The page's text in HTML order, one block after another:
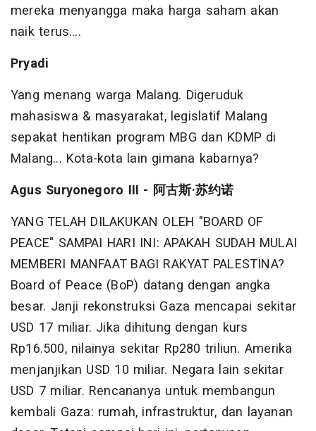
mereka menyangga maka harga saham akan
naik terus....
Pryadi
Yang menang warga Malang. Digeruduk
mahasiswa & masyarakat, legislatif Malang
sepakat hentikan program MBG dan KDMP di
Malang... Kota-kota lain gimana kabarnya?
Agus Suryonegoro III - 阿古斯·苏约诺
YANG TELAH DILAKUKAN OLEH "BOARD OF
PEACE" SAMPAI HARI INI: APAKAH SUDAH MULAI
MEMBERI MANFAAT BAGI RAKYAT PALESTINA?
Board of Peace (BoP) datang dengan angka
besar. Janji rekonstruksi Gaza mencapai sekitar
USD 17 miliar. Jika dihitung dengan kurs
Rp16.500, nilainya sekitar Rp280 triliun. Amerika
menjanjikan USD 10 miliar. Negara lain sekitar
USD 7 miliar. Rencananya untuk membangun
kembali Gaza: rumah, infrastruktur, dan layanan